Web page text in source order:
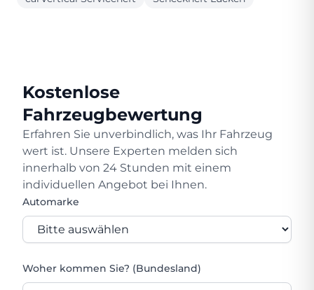
Kostenlose
Fahrzeugbewertung
Erfahren Sie unverbindlich, was Ihr Fahrzeug
wert ist. Unsere Experten melden sich
innerhalb von 24 Stunden mit einem
individuellen Angebot bei Ihnen.
Automarke
Woher kommen Sie? (Bundesland)